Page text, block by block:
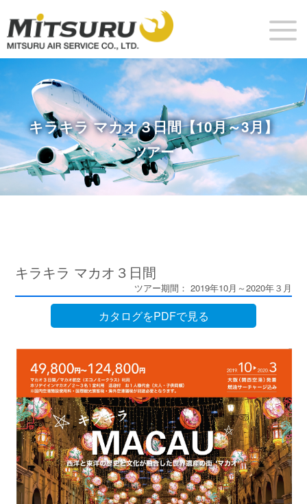
キラキラ マカオ３日間【10月～3月】
ツアー
キラキラ マカオ３日間
ツアー期間： 2019年10月～2020年３月
カタログをPDFで見る